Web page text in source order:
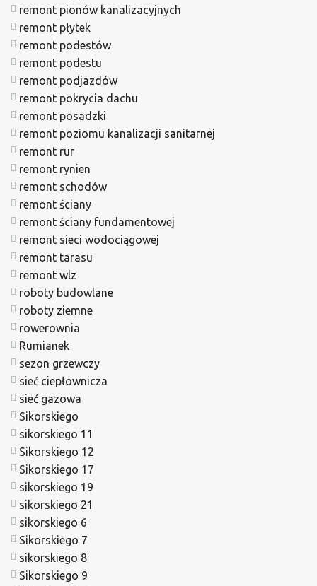
remont pionów kanalizacyjnych
remont płytek
remont podestów
remont podestu
remont podjazdów
remont pokrycia dachu
remont posadzki
remont poziomu kanalizacji sanitarnej
remont rur
remont rynien
remont schodów
remont ściany
remont ściany fundamentowej
remont sieci wodociągowej
remont tarasu
remont wlz
roboty budowlane
roboty ziemne
rowerownia
Rumianek
sezon grzewczy
sieć ciepłownicza
sieć gazowa
Sikorskiego
sikorskiego 11
Sikorskiego 12
Sikorskiego 17
sikorskiego 19
sikorskiego 21
sikorskiego 6
Sikorskiego 7
sikorskiego 8
Sikorskiego 9